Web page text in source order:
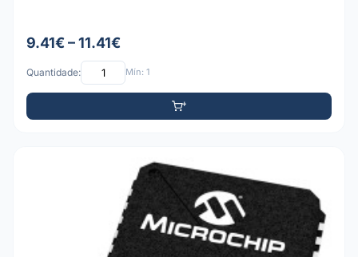
9.41€ – 11.41€
Quantidade: Mín: 1